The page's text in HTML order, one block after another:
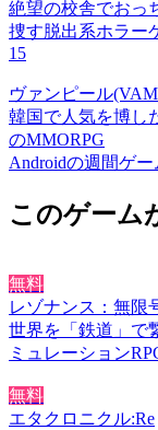
絶望の校舎でおっ
捜す脱出系ホラー
15
ヴァンピール
韓国で人気を博し
のMMORPG
Androidの週間ゲ
このゲーム
無料
レゾナンス：無限
世界を「鉄道」で
ミュレーション
無料
エタクロニクル:Re